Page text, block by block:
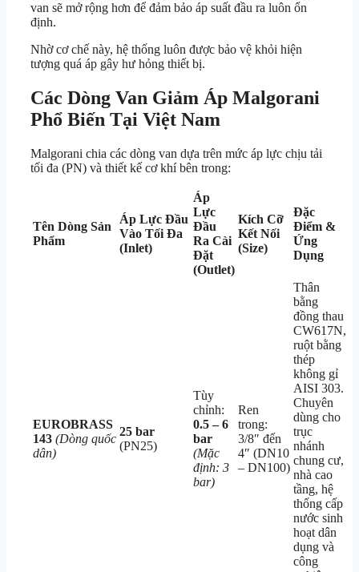
van sẽ mở rộng hơn để đảm bảo áp suất đầu ra luôn ổn
định.
Nhờ cơ chế này, hệ thống luôn được bảo vệ khỏi hiện
tượng quá áp gây hư hỏng thiết bị.
Các Dòng Van Giảm Áp Malgorani
Phổ Biến Tại Việt Nam
Malgorani chia các dòng van dựa trên mức áp lực chịu tải
tối đa (PN) và thiết kế cơ khí bên trong:
Tên Dòng Sản
Phẩm
Áp Lực Đầu
Vào Tối Đa
(Inlet)
Áp
Lực
Đầu
Ra Cài
Đặt
(Outlet)
Kích Cỡ
Kết Nối
(Size)
Đặc
Điểm &
Ứng
Dụng
EUROBRASS
143 (Dòng quốc
dân)
25 bar
(PN25)
Tùy
chỉnh:
0.5 – 6
bar
(Mặc
định: 3
bar)
Ren
trong:
3/8″ đến
4″ (DN10
– DN100)
Thân
bằng
đồng thau
CW617N,
ruột bằng
thép
không gỉ
AISI 303.
Chuyên
dùng cho
trục
nhánh
chung cư,
nhà cao
tầng, hệ
thống cấp
nước sinh
hoạt dân
dụng và
công